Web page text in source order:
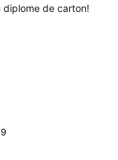
de carton!